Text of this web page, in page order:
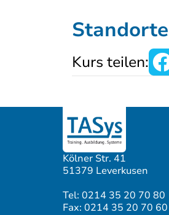
Standorte
Kurs teilen:
Kölner Str. 41
51379 Leverkusen
Tel: 0214 35 20 70 80
Fax: 0214 35 20 70 60